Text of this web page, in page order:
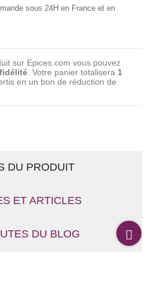
sous 24H en France et en
sur Epices.com vous pouvez
. Votre panier totalisera 1
en un bon de réduction de
DU PRODUIT
ET ARTICLES
DU BLOG